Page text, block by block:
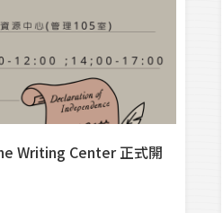
Writing Center 正式開